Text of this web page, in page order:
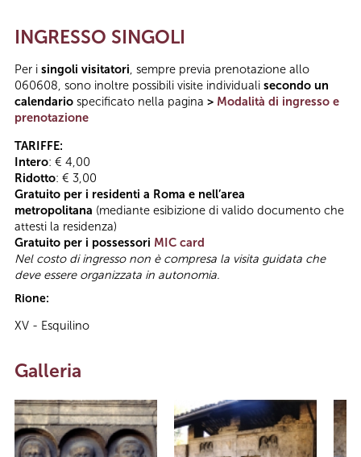
INGRESSO SINGOLI
Per i singoli visitatori, sempre previa prenotazione allo
060608, sono inoltre possibili visite individuali secondo un
calendario specificato nella pagina > Modalità di ingresso e
prenotazione
TARIFFE:
Intero: € 4,00
Ridotto: € 3,00
Gratuito per i residenti a Roma e nell’area
metropolitana (mediante esibizione di valido documento che
attesti la residenza)
Gratuito per i possessori MIC card
Nel costo di ingresso non è compresa la visita guidata che
deve essere organizzata in autonomia.
Rione:
XV - Esquilino
Galleria